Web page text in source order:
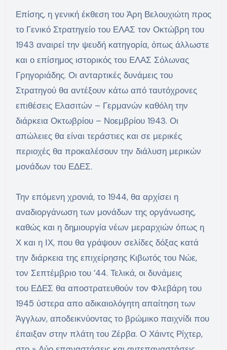
Επίσης, η γενική έκθεση του Άρη Βελουχιώτη προς
το Γενικό Στρατηγείο του ΕΛΑΣ τον Οκτώβρη του
1943 αναιρεί την ψευδή κατηγορία, όπως άλλωστε
και ο επίσημος ιστορικός του ΕΛΑΣ Σόλωνας
Γρηγοριάδης. Οι ανταρτικές δυνάμεις του
Στρατηγού θα αντέξουν κάτω από ταυτόχρονες
επιθέσεις Ελασιτών – Γερμανών καθόλη την
διάρκεια Οκτωβρίου – Νοεμβρίου 1943. Οι
απώλειες θα είναι τεράστιες και σε μερικές
περιοχές θα προκαλέσουν την διάλυση μερικών
μονάδων του ΕΔΕΣ.
Την επόμενη χρονιά, το 1944, θα αρχίσει η
αναδιοργάνωση των μονάδων της οργάνωσης,
καθώς και η δημιουργία νέων μεραρχιών όπως η
Χ και η ΙΧ, που θα γράψουν σελίδες δόξας κατά
την διάρκεια της επιχείρησης Κιβωτός του Νώε,
τον Σεπτέμβριο του ’44. Τελικά, οι δυνάμεις
του ΕΔΕΣ θα αποστρατευθούν τον Φλεβάρη του
1945 ύστερα απο αδικαιολόγητη απαίτηση των
Άγγλων, αποδεικνύοντας το βρώμικο παιχνίδι που
έπαιξαν στην πλάτη του Ζέρβα. Ο Χάιντς Ρίχτερ,